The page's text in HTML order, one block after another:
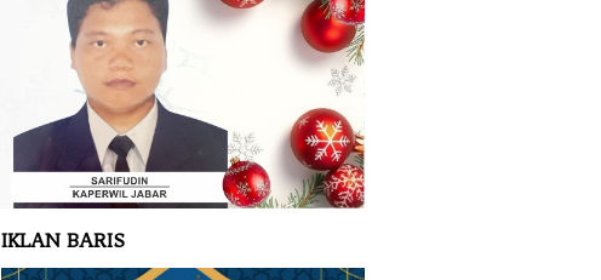
IKLAN BARIS